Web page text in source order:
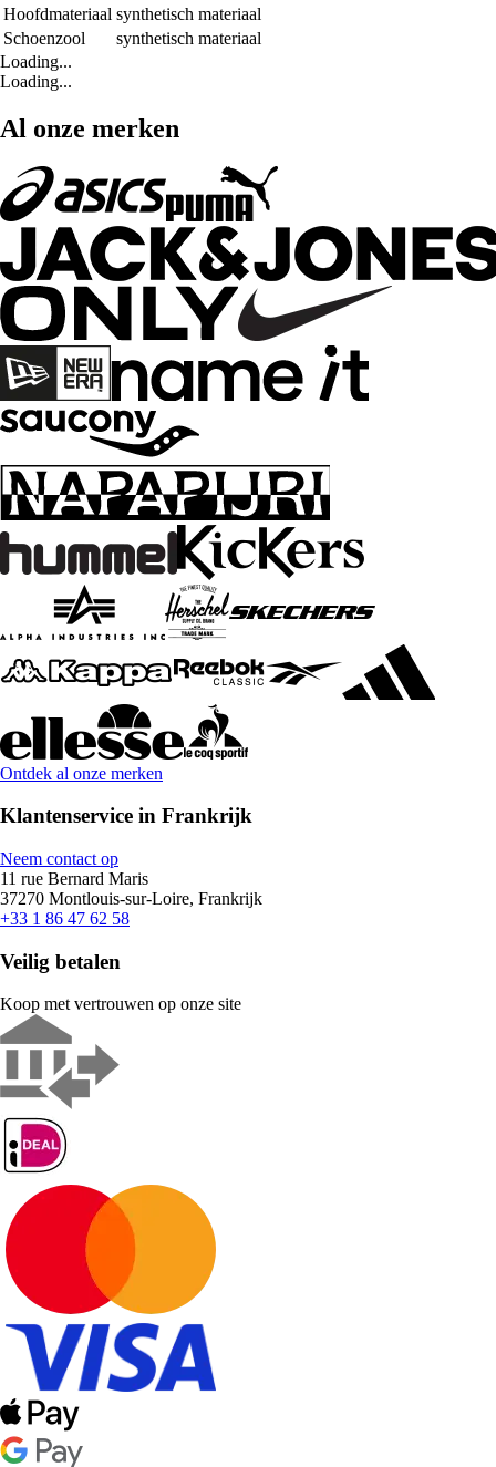
Hoofdmateriaal synthetisch materiaal
Schoenzool
synthetisch materiaal
Loading...
Loading...
Al onze merken
Ontdek al onze merken
Klantenservice in Frankrijk
Neem contact op
11 rue Bernard Maris
37270 Montlouis-sur-Loire, Frankrijk
+33 1 86 47 62 58
Veilig betalen
Koop met vertrouwen op onze site